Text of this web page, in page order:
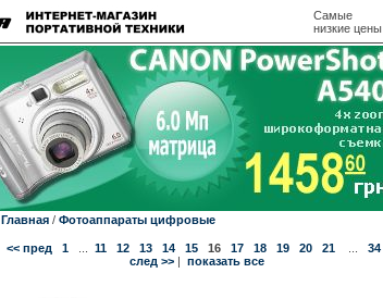
Самые
низкие цены
Главная/ Фотоаппараты цифровые
<< пред 1... 11 12 13 14 15 16 17 18 19 20 21... 34
след >>| показать все